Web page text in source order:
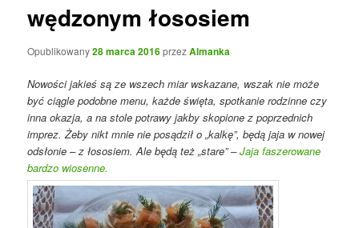
wędzonym łososiem
Opublikowany28 marca 2016przezAlmanka
Nowości jakieś są ze wszech miar wskazane, wszak nie może
być ciągle podobne menu, każde święta, spotkanie rodzinne czy
inna okazja, a na stole potrawy jakby skopione z poprzednich
imprez. Żeby nikt mnie nie posądził o „kalkę”, będą jaja w nowej
odsłonie – z łososiem. Ale będą też „stare” –Jaja faszerowane
bardzo wiosenne.